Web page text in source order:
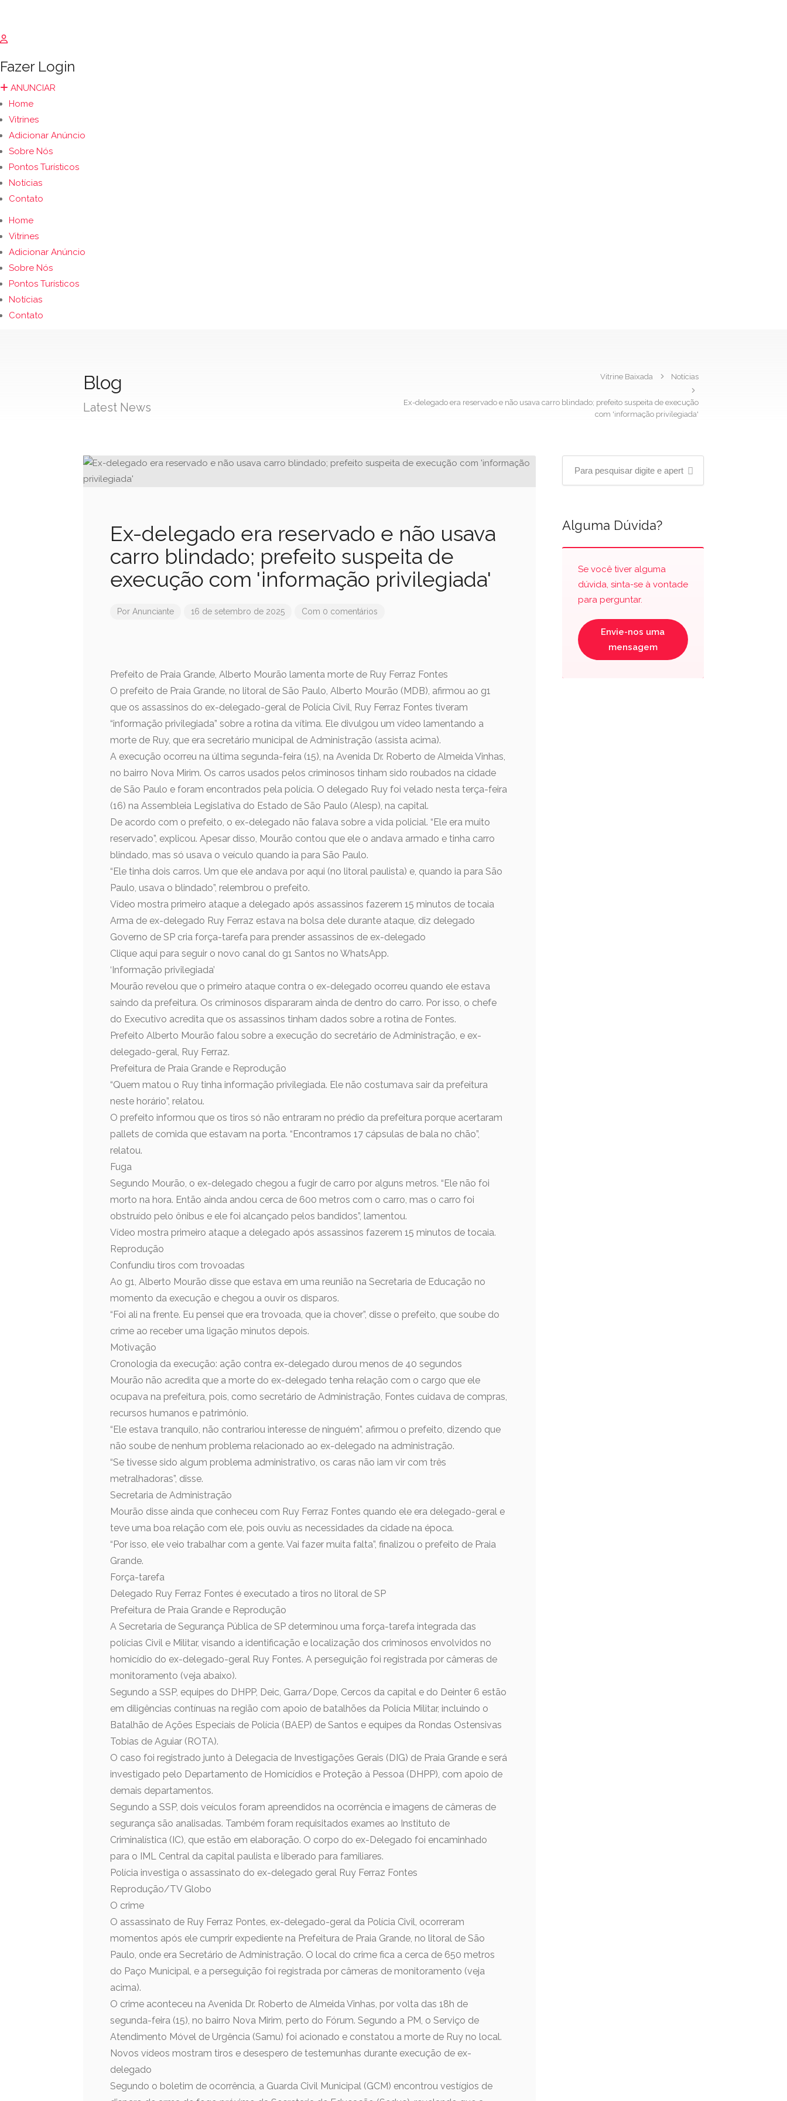
Fazer Login
ANUNCIAR
Home
Vitrines
Adicionar Anúncio
Sobre Nós
Pontos Turísticos
Notícias
Contato
Home
Vitrines
Adicionar Anúncio
Sobre Nós
Pontos Turísticos
Notícias
Contato
Blog
Latest News
Vitrine Baixada Notícias
Ex-delegado era reservado e não usava carro blindado; prefeito suspeita de execução
com 'informação privilegiada'
Ex-delegado era reservado e não usava
carro blindado; prefeito suspeita de
execução com 'informação privilegiada'
Por Anunciante 16 de setembro de 2025 Com 0 comentários
Prefeito de Praia Grande, Alberto Mourão lamenta morte de Ruy Ferraz Fontes
O prefeito de Praia Grande, no litoral de São Paulo, Alberto Mourão (MDB), afirmou ao g1
que os assassinos do ex-delegado-geral de Polícia Civil, Ruy Ferraz Fontes tiveram
“informação privilegiada” sobre a rotina da vítima. Ele divulgou um vídeo lamentando a
morte de Ruy, que era secretário municipal de Administração (assista acima).
A execução ocorreu na última segunda-feira (15), na Avenida Dr. Roberto de Almeida Vinhas,
no bairro Nova Mirim. Os carros usados pelos criminosos tinham sido roubados na cidade
de São Paulo e foram encontrados pela polícia. O delegado Ruy foi velado nesta terça-feira
(16) na Assembleia Legislativa do Estado de São Paulo (Alesp), na capital.
De acordo com o prefeito, o ex-delegado não falava sobre a vida policial. “Ele era muito
reservado”, explicou. Apesar disso, Mourão contou que ele o andava armado e tinha carro
blindado, mas só usava o veículo quando ia para São Paulo.
“Ele tinha dois carros. Um que ele andava por aqui (no litoral paulista) e, quando ia para São
Paulo, usava o blindado”, relembrou o prefeito.
Vídeo mostra primeiro ataque a delegado após assassinos fazerem 15 minutos de tocaia
Arma de ex-delegado Ruy Ferraz estava na bolsa dele durante ataque, diz delegado
Governo de SP cria força-tarefa para prender assassinos de ex-delegado
Clique aqui para seguir o novo canal do g1 Santos no WhatsApp.
‘Informação privilegiada’
Mourão revelou que o primeiro ataque contra o ex-delegado ocorreu quando ele estava
saindo da prefeitura. Os criminosos dispararam ainda de dentro do carro. Por isso, o chefe
do Executivo acredita que os assassinos tinham dados sobre a rotina de Fontes.
Prefeito Alberto Mourão falou sobre a execução do secretário de Administração, e ex-
delegado-geral, Ruy Ferraz.
Prefeitura de Praia Grande e Reprodução
“Quem matou o Ruy tinha informação privilegiada. Ele não costumava sair da prefeitura
neste horário”, relatou.
O prefeito informou que os tiros só não entraram no prédio da prefeitura porque acertaram
pallets de comida que estavam na porta. “Encontramos 17 cápsulas de bala no chão”,
relatou.
Fuga
Segundo Mourão, o ex-delegado chegou a fugir de carro por alguns metros. “Ele não foi
morto na hora. Então ainda andou cerca de 600 metros com o carro, mas o carro foi
obstruído pelo ônibus e ele foi alcançado pelos bandidos”, lamentou.
Vídeo mostra primeiro ataque a delegado após assassinos fazerem 15 minutos de tocaia.
Reprodução
Confundiu tiros com trovoadas
Ao g1, Alberto Mourão disse que estava em uma reunião na Secretaria de Educação no
momento da execução e chegou a ouvir os disparos.
“Foi ali na frente. Eu pensei que era trovoada, que ia chover”, disse o prefeito, que soube do
crime ao receber uma ligação minutos depois.
Motivação
Cronologia da execução: ação contra ex-delegado durou menos de 40 segundos
Mourão não acredita que a morte do ex-delegado tenha relação com o cargo que ele
ocupava na prefeitura, pois, como secretário de Administração, Fontes cuidava de compras,
recursos humanos e patrimônio.
“Ele estava tranquilo, não contrariou interesse de ninguém”, afirmou o prefeito, dizendo que
não soube de nenhum problema relacionado ao ex-delegado na administração.
“Se tivesse sido algum problema administrativo, os caras não iam vir com três
metralhadoras”, disse.
Secretaria de Administração
Mourão disse ainda que conheceu com Ruy Ferraz Fontes quando ele era delegado-geral e
teve uma boa relação com ele, pois ouviu as necessidades da cidade na época.
“Por isso, ele veio trabalhar com a gente. Vai fazer muita falta”, finalizou o prefeito de Praia
Grande.
Força-tarefa
Delegado Ruy Ferraz Fontes é executado a tiros no litoral de SP
Prefeitura de Praia Grande e Reprodução
A Secretaria de Segurança Pública de SP determinou uma força-tarefa integrada das
polícias Civil e Militar, visando a identificação e localização dos criminosos envolvidos no
homicídio do ex-delegado-geral Ruy Fontes. A perseguição foi registrada por câmeras de
monitoramento (veja abaixo).
Segundo a SSP, equipes do DHPP, Deic, Garra/Dope, Cercos da capital e do Deinter 6 estão
em diligências contínuas na região com apoio de batalhões da Polícia Militar, incluindo o
Batalhão de Ações Especiais de Polícia (BAEP) de Santos e equipes da Rondas Ostensivas
Tobias de Aguiar (ROTA).
O caso foi registrado junto à Delegacia de Investigações Gerais (DIG) de Praia Grande e será
investigado pelo Departamento de Homicídios e Proteção à Pessoa (DHPP), com apoio de
demais departamentos.
Segundo a SSP, dois veículos foram apreendidos na ocorrência e imagens de câmeras de
segurança são analisadas. Também foram requisitados exames ao Instituto de
Criminalística (IC), que estão em elaboração. O corpo do ex-Delegado foi encaminhado
para o IML Central da capital paulista e liberado para familiares.
Polícia investiga o assassinato do ex-delegado geral Ruy Ferraz Fontes
Reprodução/TV Globo
O crime
O assassinato de Ruy Ferraz Pontes, ex-delegado-geral da Polícia Civil, ocorreram
momentos após ele cumprir expediente na Prefeitura de Praia Grande, no litoral de São
Paulo, onde era Secretário de Administração. O local do crime fica a cerca de 650 metros
do Paço Municipal, e a perseguição foi registrada por câmeras de monitoramento (veja
acima).
O crime aconteceu na Avenida Dr. Roberto de Almeida Vinhas, por volta das 18h de
segunda-feira (15), no bairro Nova Mirim, perto do Fórum. Segundo a PM, o Serviço de
Atendimento Móvel de Urgência (Samu) foi acionado e constatou a morte de Ruy no local.
Novos vídeos mostram tiros e desespero de testemunhas durante execução de ex-
delegado
Segundo o boletim de ocorrência, a Guarda Civil Municipal (GCM) encontrou vestígios de
Alguma Dúvida?
Se você tiver alguma
dúvida, sinta-se à vontade
para perguntar.
Envie-nos uma
mensagem